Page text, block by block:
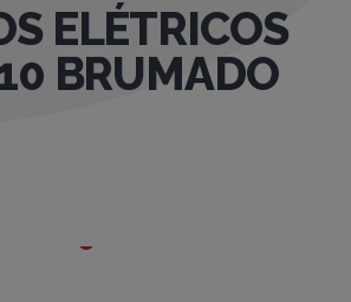
ELÉTRICOS
BRUMADO